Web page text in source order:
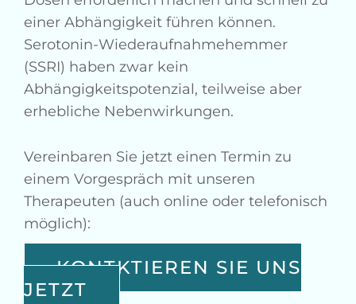
einer Abhängigkeit führen können.
Serotonin-Wiederaufnahmehemmer
(SSRI) haben zwar kein
Abhängigkeitspotenzial, teilweise aber
erhebliche Nebenwirkungen.
Vereinbaren Sie jetzt einen Termin zu
einem Vorgespräch mit unseren
Therapeuten (auch online oder telefonisch
möglich):
KONTKTIEREN SIE UNS
JETZT